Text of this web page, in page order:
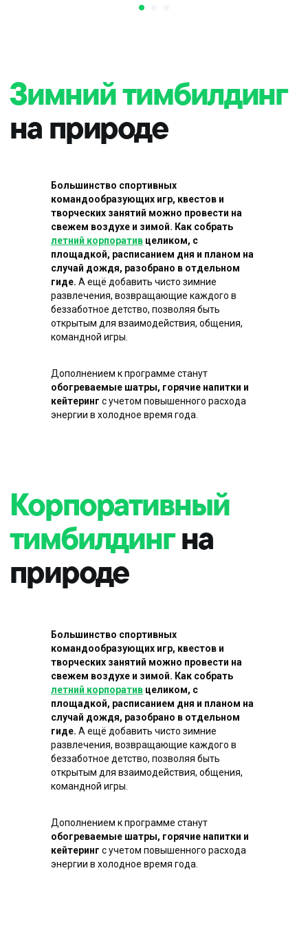
Большинство спортивных
командообразующих игр, квестов и
творческих занятий можно провести на
свежем воздухе и зимой. Как собрать
летний корпоратив целиком, с
площадкой, расписанием дня и планом на
случай дождя, разобрано в отдельном
гиде. А ещё добавить чисто зимние
развлечения, возвращающие каждого в
беззаботное детство, позволяя быть
открытым для взаимодействия, общения,
командной игры.
Дополнением к программе станут
обогреваемые шатры, горячие напитки и
кейтеринг с учетом повышенного расхода
энергии в холодное время года.
Большинство спортивных
командообразующих игр, квестов и
творческих занятий можно провести на
свежем воздухе и зимой. Как собрать
летний корпоратив целиком, с
площадкой, расписанием дня и планом на
случай дождя, разобрано в отдельном
гиде. А ещё добавить чисто зимние
развлечения, возвращающие каждого в
беззаботное детство, позволяя быть
открытым для взаимодействия, общения,
командной игры.
Дополнением к программе станут
обогреваемые шатры, горячие напитки и
кейтеринг с учетом повышенного расхода
энергии в холодное время года.
Чтополучают
участникинаших
тимбилдингов